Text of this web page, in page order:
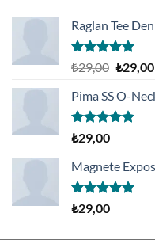
Raglan Tee
5 üzerinden
oy
aldı
₺29,00 Orijinal
₺29,00.
₺29,00
Pima SS O-
5 üzerinden
5.00oy
aldı
₺29,00
Magnete
5 üzerinden
5.00oy
₺29,00